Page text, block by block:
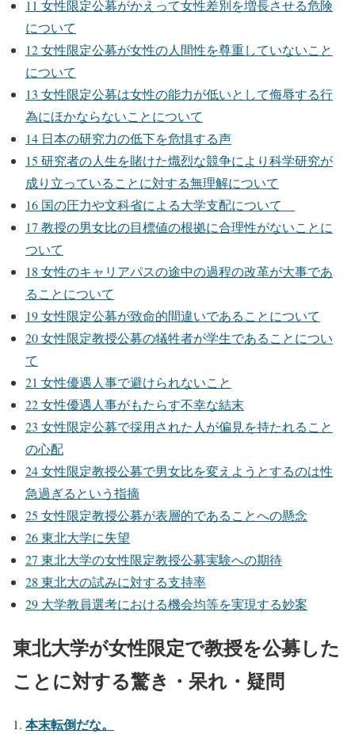
11 女性限定公募がかえって女性差別を増長させる危険
について
12女性限定公募が女性の人間性を尊重していないこと
について
13 女性限定公募は女性の能力が低いとして侮辱する行
為にほかならないことについて
14 日本の研究力の低下を危惧する声
15 研究者の人生を賭けた熾烈な競争により科学研究が
成り立っていることに対する無理解について
16 国の圧力や文科省による大学支配について
17 教授の男女比の目標値の根拠に合理性がないことに
ついて
18 女性のキャリアパスの途中の過程の改革が大事であ
ることについて
19女性限定公募が致命的間違いであることについて
20女性限定教授公募の犠牲者が学生であることについ
て
21 女性優遇人事で避けられないこと
22女性優遇人事がもたらす不幸な結末
23 女性限定公募で採用された人が偏見を持たれること
の心配
24女性限定教授公募で男女比を変えようとするのは性
急過ぎるという指摘
25 女性限定教授公募が表層的であることへの懸念
26東北大学に失望
27 東北大学の女性限定教授公募実験への期待
28 東北大の試みに対する支持率
29 大学教員選考における機会均等を実現する妙案
東北大学が女性限定で教授を公募した
ことに対する驚き・呆れ・疑問
本末転倒だな。